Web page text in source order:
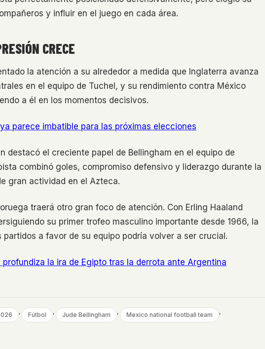
y influir en el juego en cada área.
CRECE
la atención a su alrededor a medida que Inglaterra avanza
en el equipo de Tuchel, y su rendimiento contra México
a él en los momentos decisivos.
parece imbatible para las próximas elecciones
destacó el creciente papel de Bellingham en el equipo de
combinó goles, compromiso defensivo y liderazgo durante la
gran actividad en el Azteca.
traerá otro gran foco de atención. Con Erling Haaland
su primer trofeo masculino importante desde 1966, la
a favor de su equipo podría volver a ser crucial.
profundiza la ira de Egipto tras la derrota ante Argentina
, Fútbol , Jude Bellingham , Mexico national football team ,